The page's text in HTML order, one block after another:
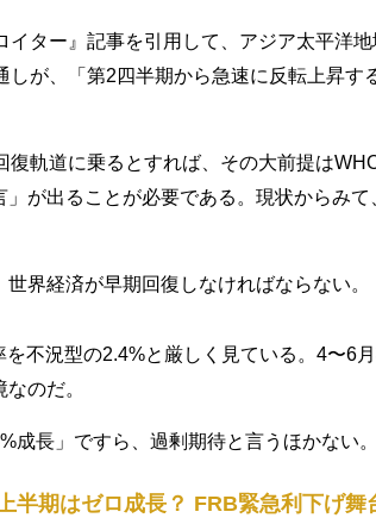
イター』記事を引用して、アジア太平洋
しが、「第2四半期から急速に反転上昇す
復軌道に乗るとすれば、その大前提は
が出ることが必要である。現状からみ
界経済が早期回復しなければならない。
不況型の2.4%と厳しく見ている。4〜6月
のだ。
成長」ですら、過剰期待と言うほかない。
半期はゼロ成長？ FRB緊急利下げ舞